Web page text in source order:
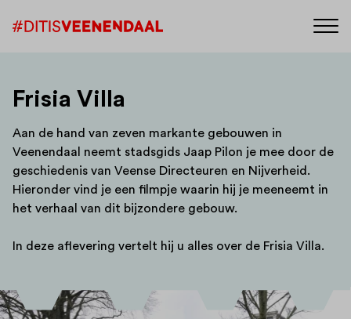
Frisia Villa
Aan de hand van zeven markante gebouwen in
Veenendaal neemt stadsgids Jaap Pilon je mee door de
geschiedenis van Veense Directeuren en Nijverheid.
Hieronder vind je een filmpje waarin hij je meeneemt in
het verhaal van dit bijzondere gebouw.
In deze aflevering vertelt hij u alles over de Frisia Villa.